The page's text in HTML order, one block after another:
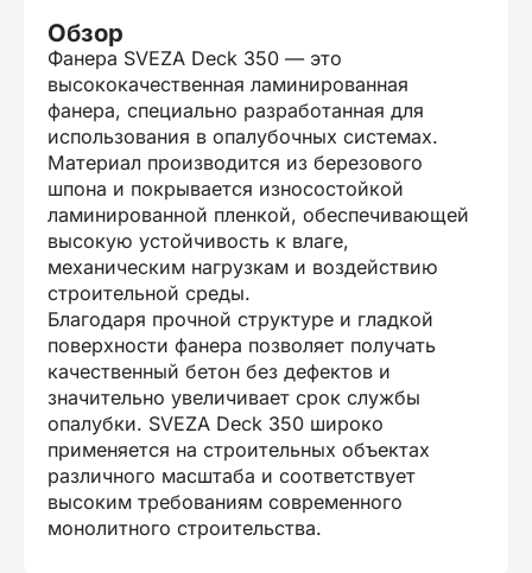
Обзор
Фанера SVEZA Deck 350 — это
высококачественная ламинированная
фанера, специально разработанная для
использования в опалубочных системах.
Материал производится из березового
шпона и покрывается износостойкой
ламинированной пленкой, обеспечивающей
высокую устойчивость к влаге,
механическим нагрузкам и воздействию
строительной среды.
Благодаря прочной структуре и гладкой
поверхности фанера позволяет получать
качественный бетон без дефектов и
значительно увеличивает срок службы
опалубки. SVEZA Deck 350 широко
применяется на строительных объектах
различного масштаба и соответствует
высоким требованиям современного
монолитного строительства.